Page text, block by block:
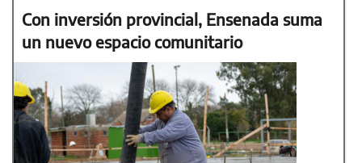
Con inversión provincial, Ensenada suma
un nuevo espacio comunitario